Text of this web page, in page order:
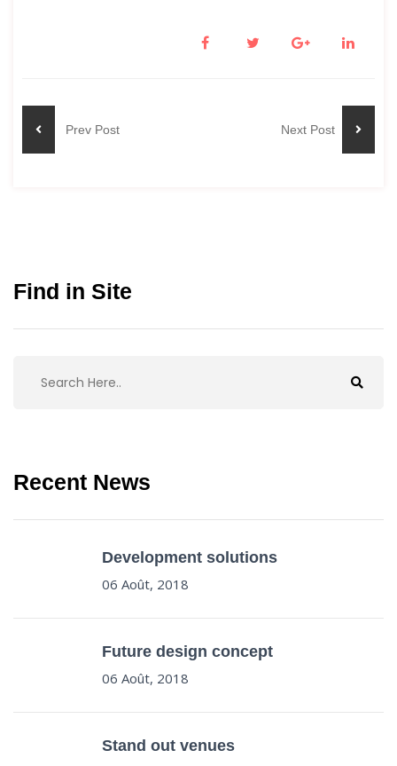
Prev Post Next Post
Find in Site
Recent News
Development solutions
06 Août, 2018
Future design concept
06 Août, 2018
Stand out venues